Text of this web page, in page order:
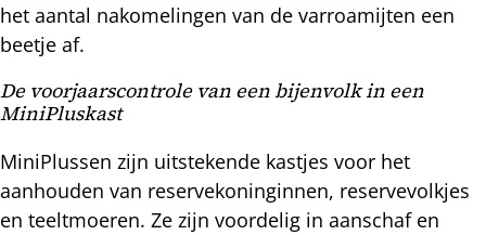
het aantal nakomelingen van de varroamijten een
beetje af.
De voorjaarscontrole van een bijenvolk in een
MiniPluskast
MiniPlussen zijn uitstekende kastjes voor het
aanhouden van reservekoninginnen, reservevolkjes
en teeltmoeren. Ze zijn voordelig in aanschaf en